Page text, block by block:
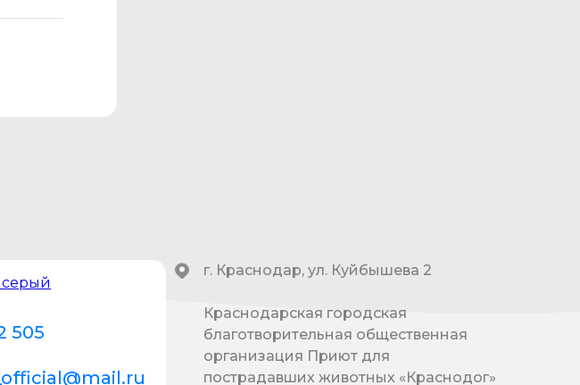
505
г. Краснодар, ул. Куйбышева 2
Краснодарская городская
благотворительная общественная
организация Приют для
пострадавших животных «Краснодог»